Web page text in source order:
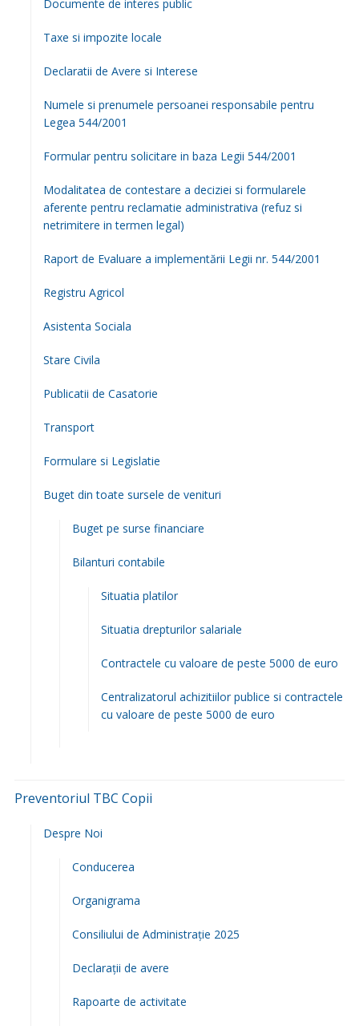
Documente de interes public
Taxe si impozite locale
Declaratii de Avere si Interese
Numele si prenumele persoanei responsabile pentru
Legea 544/2001
Formular pentru solicitare in baza Legii 544/2001
Modalitatea de contestare a deciziei si formularele
aferente pentru reclamatie administrativa (refuz si
netrimitere in termen legal)
Raport de Evaluare a implementării Legii nr. 544/2001
Registru Agricol
Asistenta Sociala
Stare Civila
Publicatii de Casatorie
Transport
Formulare si Legislatie
Buget din toate sursele de venituri
Buget pe surse financiare
Bilanturi contabile
Situatia platilor
Situatia drepturilor salariale
Contractele cu valoare de peste 5000 de euro
Centralizatorul achizitiilor publice si contractele
cu valoare de peste 5000 de euro
Preventoriul TBC Copii
Despre Noi
Conducerea
Organigrama
Consiliului de Administrație 2025
Declarații de avere
Rapoarte de activitate